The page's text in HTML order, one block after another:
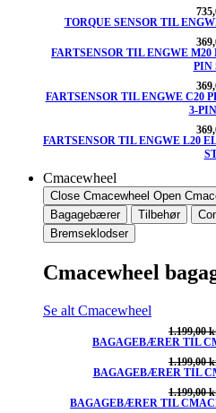
TORQUE SENSOR TIL
FARTSENSOR TIL ENGWE
PIN
FARTSENSOR TIL ENGWE C20
3-
FARTSENSOR TIL ENGWE L20
Cmacewheel
Close Cmacewheel Open
Bagagebærer
Tilbehør
Bremseklodser
Cmacewheel
Se alt Cmacewheel
1.199,00
BAGAGEBÆRER TIL
1.199,00
BAGAGEBÆRER TIL
1.199,00
BAGAGEBÆRER TIL